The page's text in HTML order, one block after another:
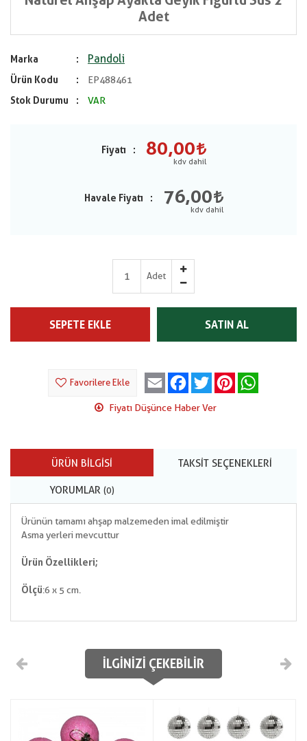
Adet
Marka Pandoli
Ürün Kodu
EP488461
Stok Durumu
VAR
Fiyatı 80,00
Havale Fiyatı 76,00
Adet
SEPETE EKLE SATIN AL
Favorilere Ekle Email Facebook
Twitter Pinterest
Fiyatı Düşünce Haber Ver
ÜRÜN BILGISI TAKSIT SEÇENEKLERI
YORUMLAR (0)
Ürünün tamamı ahşap malzemeden imal edilmiştir
Asma yerleri mevcuttur
Ürün Özellikleri;
Ölçü:6 x 5 cm.
İLGINIZI ÇEKEBILIR